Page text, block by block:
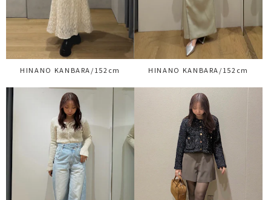
HINANO KANBARA/152cm HINANO KANBARA/152cm